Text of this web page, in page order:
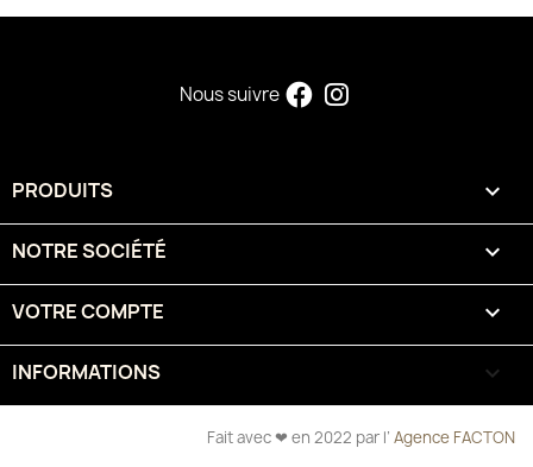
Nous suivre
PRODUITS 
NOTRE SOCIÉTÉ 
VOTRE COMPTE 
INFORMATIONS keyboard_arrow_down
Fait avec ❤ en 2022 par l’ Agence FACTON